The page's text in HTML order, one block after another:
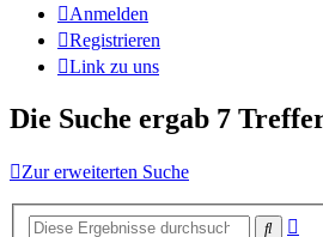
Anmelden
Registrieren
Link zu uns
Die Suche ergab 7
Zur erweiterten Suche
Suche